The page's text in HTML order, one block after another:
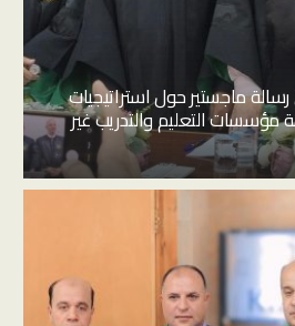
ماجستير حول استراتيجيات
التعليم والتدريب غير